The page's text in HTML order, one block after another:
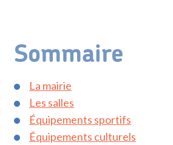
Sommaire
La mairie
Les salles
Équipements sportifs
Équipements culturels